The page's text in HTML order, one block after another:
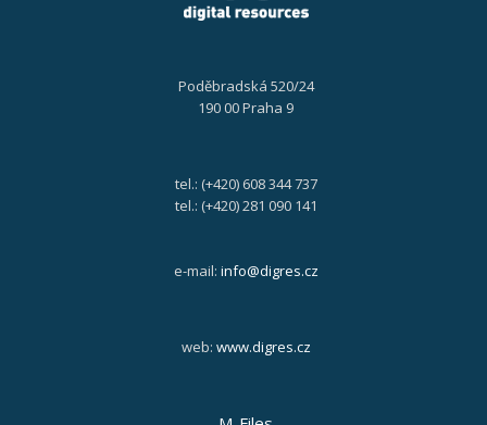
Poděbradská 520/24
190 00 Praha 9
tel.: (+420) 608 344 737
tel.: (+420) 281 090 141
e-mail: info@digres.cz
web: www.digres.cz